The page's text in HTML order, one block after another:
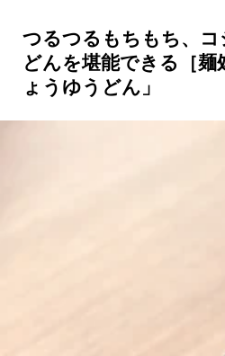
つるつるもちもち、コ
どんを堪能できる［麺
ょうゆうどん」